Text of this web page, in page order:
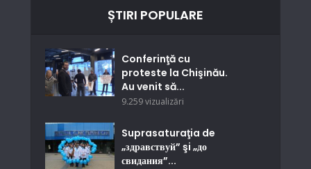
ȘTIRI POPULARE
Conferinţă cu
proteste la Chişinău.
Au venit să...
9.259 vizualizări
Suprasaturaţia de
„здравствуй” şi „до
свидания”...